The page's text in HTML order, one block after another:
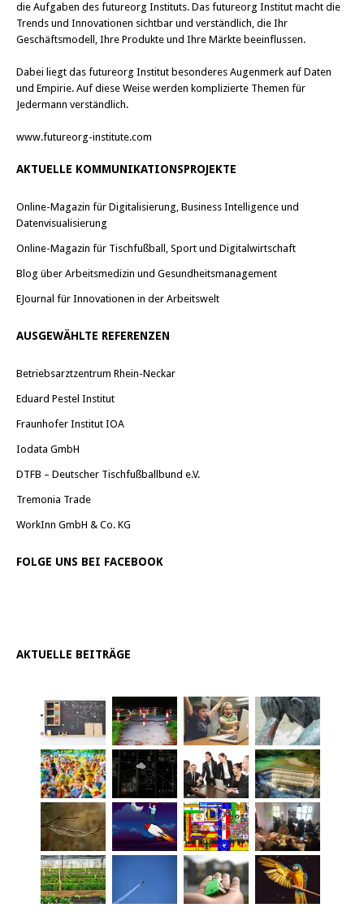
die Aufgaben des futureorg Instituts. Das futureorg Institut macht die
Trends und Innovationen sichtbar und verständlich, die Ihr
Geschäftsmodell, Ihre Produkte und Ihre Märkte beeinflussen.
Dabei liegt das futureorg Institut besonderes Augenmerk auf Daten
und Empirie. Auf diese Weise werden komplizierte Themen für
Jedermann verständlich.
www.futureorg-institute.com
AKTUELLE KOMMUNIKATIONSPROJEKTE
Online-Magazin für Digitalisierung, Business Intelligence und
Datenvisualisierung
Online-Magazin für Tischfußball, Sport und Digitalwirtschaft
Blog über Arbeitsmedizin und Gesundheitsmanagement
EJournal für Innovationen in der Arbeitswelt
AUSGEWÄHLTE REFERENZEN
Betriebsarztzentrum Rhein-Neckar
Eduard Pestel Institut
Fraunhofer Institut IOA
Iodata GmbH
DTFB – Deutscher Tischfußballbund e.V.
Tremonia Trade
WorkInn GmbH & Co. KG
FOLGE UNS BEI FACEBOOK
AKTUELLE BEITRÄGE